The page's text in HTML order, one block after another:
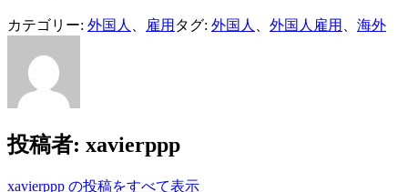
カテゴリー: 外国人 雇用 タグ: 外国人 外国人雇用 海外
投稿者: xavierppp
xavierppp の投稿をすべて表示